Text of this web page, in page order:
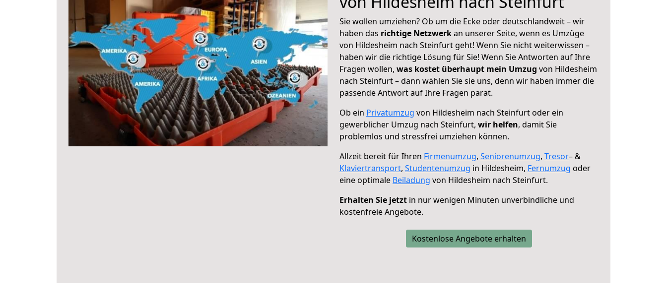
Sie wollen umziehen? Ob um die Ecke oder deutschlandweit – wir
haben das richtige Netzwerkan unserer Seite, wenn es Umzüge
von Hildesheim nach Steinfurt geht! Wenn Sie nicht weiterwissen –
haben wir die richtige Lösung für Sie! Wenn Sie Antworten auf Ihre
Fragen wollen, was kostet überhaupt mein Umzug von Hildesheim
nach Steinfurt – dann wählen Sie sie uns, denn wir haben immer die
passende Antwort auf Ihre Fragen parat.
Ob ein Privatumzug von Hildesheim nach Steinfurt oder ein
gewerblicher Umzug nach Steinfurt, wir helfen, damit Sie
problemlos und stressfrei umziehen können.
Allzeit bereit für Ihren Firmenumzug, Seniorenumzug, Tresor– &
Klaviertransport, Studentenumzug in Hildesheim, Fernumzug oder
eine optimale Beiladung von Hildesheim nach Steinfurt.
Erhalten Sie jetzt in nur wenigen Minuten unverbindliche und
kostenfreie Angebote.
Kostenlose Angebote erhalten